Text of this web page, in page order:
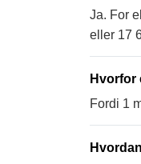
Ja. For
eller 17
Hvorfor
Fordi 1